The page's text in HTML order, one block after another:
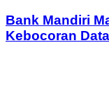
Bank Mandiri
Kebocoran